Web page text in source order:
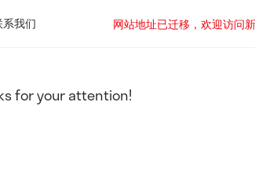
系我们
网站地址已迁移，欢迎访问
for your attention!